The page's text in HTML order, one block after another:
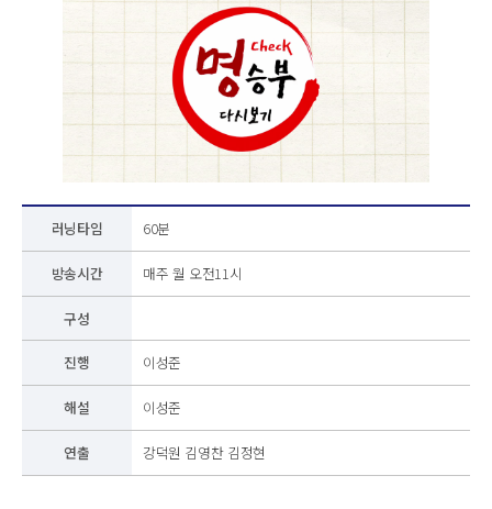
러닝타임 60분
방송시간 매주 월 오전11시
구성
진행 이성준
해설 이성준
연출 강덕원 김영찬 김정현